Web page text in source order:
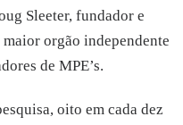
Sleeter, fundador e
orgão independente
de MPE’s.
oito em cada dez